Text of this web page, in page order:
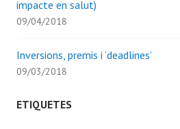
impacte en salut)
09/04/2018
Inversions, premis i ‘deadlines’
09/03/2018
ETIQUETES